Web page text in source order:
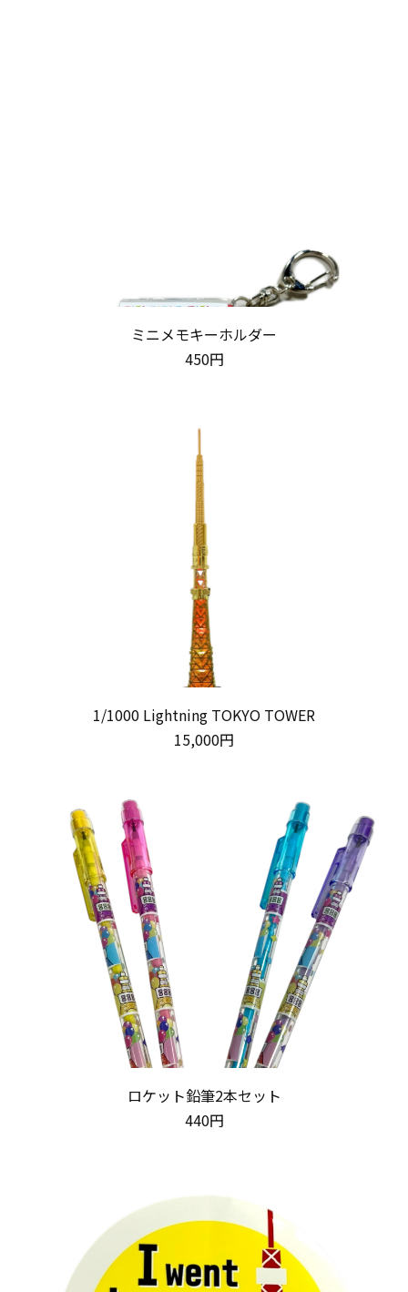
ミニメモキーホルダー
450円
1/1000 Lightning TOKYO TOWER
15,000円
ロケット鉛筆2本セット
440円